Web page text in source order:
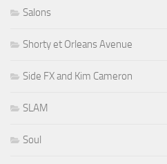
Salons
Shorty et Orleans Avenue
Side FX and Kim Cameron
SLAM
Soul